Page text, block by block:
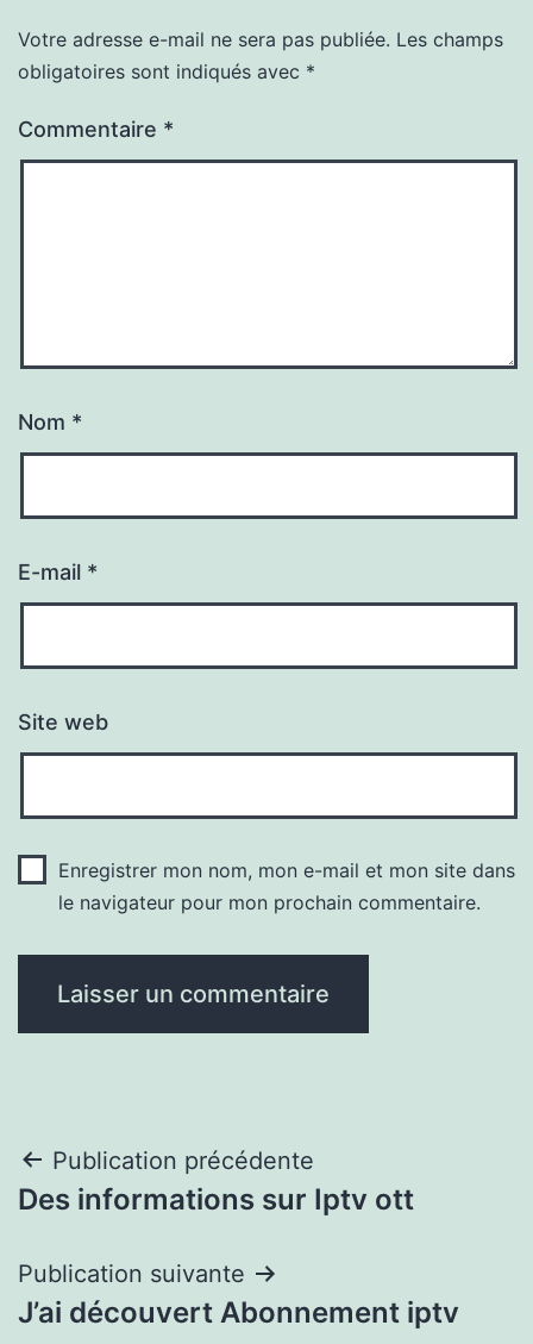
Votre adresse e-mail ne sera pas publiée. Les champs
obligatoires sont indiqués avec *
Commentaire *
Nom *
E-mail *
Site web
Enregistrer mon nom, mon e-mail et mon site dans
le navigateur pour mon prochain commentaire.
Navigation
de
l’article
Publication précédente
Des informations sur Iptv ott
Publication suivante
J’ai découvert Abonnement iptv